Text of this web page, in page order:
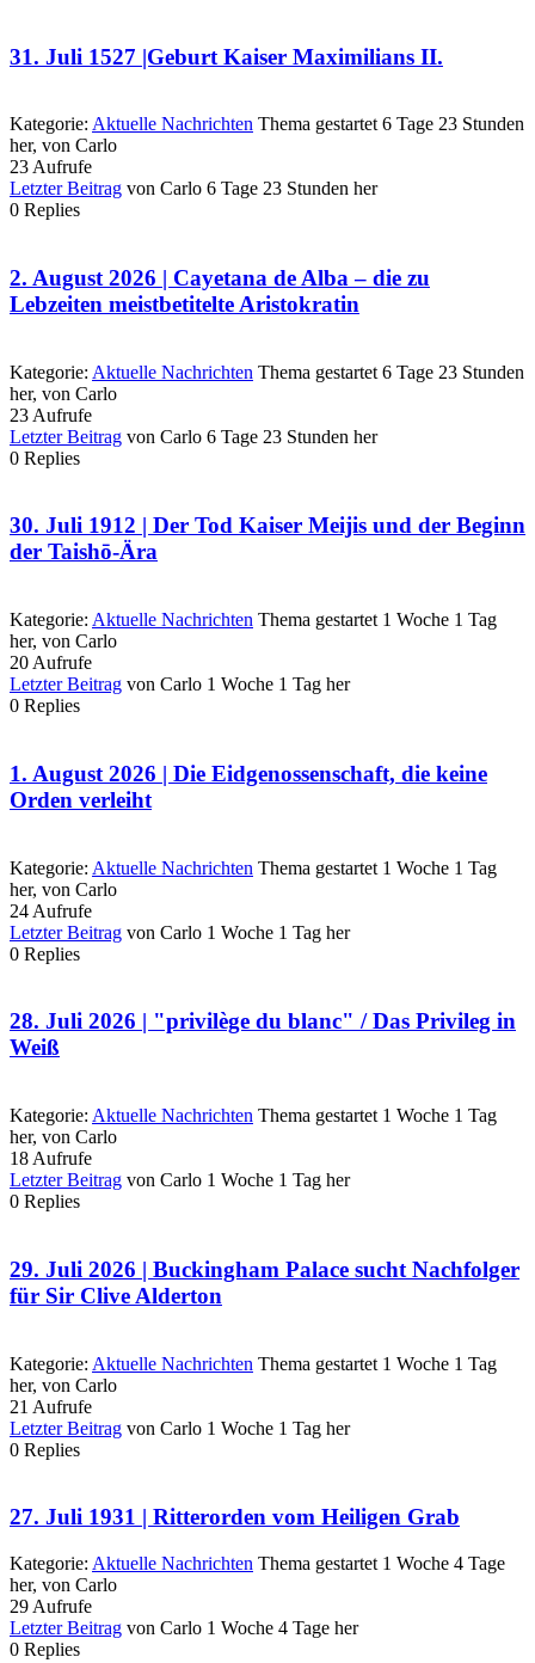
31. Juli 1527 |Geburt Kaiser Maximilians II.
Kategorie: Aktuelle Nachrichten Thema gestartet 6 Tage 23 Stunden
her, von Carlo
23 Aufrufe
Letzter Beitrag von Carlo 6 Tage 23 Stunden her
0 Replies
2. August 2026 | Cayetana de Alba – die zu
Lebzeiten meistbetitelte Aristokratin
Kategorie: Aktuelle Nachrichten Thema gestartet 6 Tage 23 Stunden
her, von Carlo
23 Aufrufe
Letzter Beitrag von Carlo 6 Tage 23 Stunden her
0 Replies
30. Juli 1912 | Der Tod Kaiser Meijis und der Beginn
der Taishō-Ära
Kategorie: Aktuelle Nachrichten Thema gestartet 1 Woche 1 Tag
her, von Carlo
20 Aufrufe
Letzter Beitrag von Carlo 1 Woche 1 Tag her
0 Replies
1. August 2026 | Die Eidgenossenschaft, die keine
Orden verleiht
Kategorie: Aktuelle Nachrichten Thema gestartet 1 Woche 1 Tag
her, von Carlo
24 Aufrufe
Letzter Beitrag von Carlo 1 Woche 1 Tag her
0 Replies
28. Juli 2026 | "privilège du blanc" / Das Privileg in
Weiß
Kategorie: Aktuelle Nachrichten Thema gestartet 1 Woche 1 Tag
her, von Carlo
18 Aufrufe
Letzter Beitrag von Carlo 1 Woche 1 Tag her
0 Replies
29. Juli 2026 | Buckingham Palace sucht Nachfolger
für Sir Clive Alderton
Kategorie: Aktuelle Nachrichten Thema gestartet 1 Woche 1 Tag
her, von Carlo
21 Aufrufe
Letzter Beitrag von Carlo 1 Woche 1 Tag her
0 Replies
27. Juli 1931 | Ritterorden vom Heiligen Grab
Kategorie: Aktuelle Nachrichten Thema gestartet 1 Woche 4 Tage
her, von Carlo
29 Aufrufe
Letzter Beitrag von Carlo 1 Woche 4 Tage her
0 Replies